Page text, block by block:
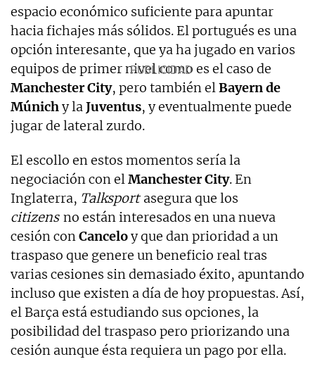
espacio económico suficiente para apuntar
hacia fichajes más sólidos. El portugués es una
opción interesante, que ya ha jugado en varios
equipos de primer nivel como es el caso de
ManchesterCity, pero también elBayernde
Múnichy laJuventus, y eventualmente puede
jugar de lateral zurdo.
El escollo en estos momentos sería la
negociación con elManchesterCity. En
Inglaterra, Talksport asegura que los
citizens no están interesados en una nueva
cesión conCanceloy que dan prioridad a un
traspaso que genere un beneficio real tras
varias cesiones sin demasiado éxito, apuntando
incluso que existen a día de hoy propuestas. Así,
el Barça está estudiando sus opciones, la
posibilidad del traspaso pero priorizando una
cesión aunque ésta requiera un pago por ella.